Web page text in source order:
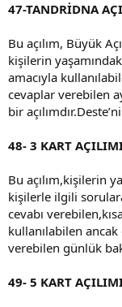
47-TANDRİDNA
Bu açılım, Büyük
kişilerin
amacıyla
cevaplar verebilen
bir
48- 3 KART
Bu açılım,kişilerin
kişilerle ilgili
cevabı
kullanılabilen
verebilen günlük
49- 5 KART